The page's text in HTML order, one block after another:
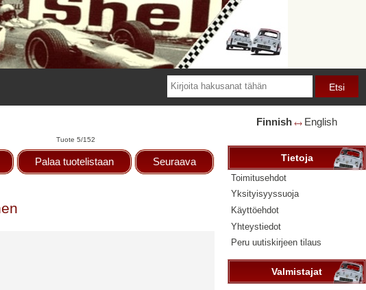
Tuote 5/152
Palaa tuotelistaan Seuraava
Finnish 🡘 English
Tietoja
Toimitusehdot
Yksityisyyssuoja
Käyttöehdot
Yhteystiedot
Peru uutiskirjeen tilaus
Valmistajat